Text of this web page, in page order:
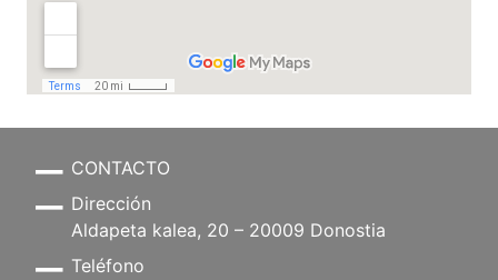
CONTACTO
Dirección
Aldapeta kalea, 20 – 20009 Donostia
Teléfono